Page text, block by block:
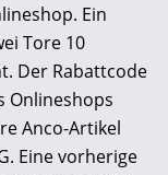
Ein
Tore 10
Der Rabattcode
Onlineshops
Anco-Artikel
Eine vorherige